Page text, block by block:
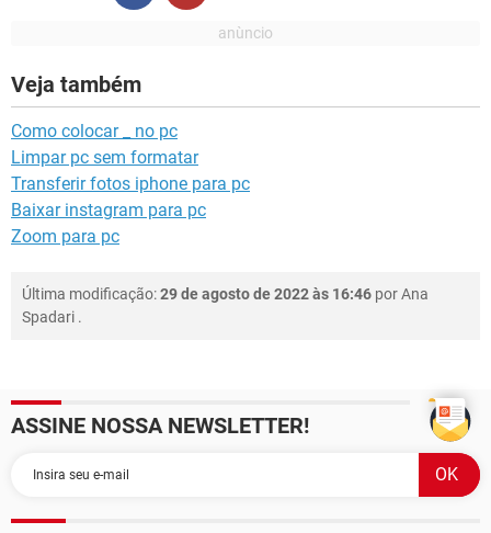
Veja também
Como colocar _ no pc
Limpar pc sem formatar
Transferir fotos iphone para pc
Baixar instagram para pc
Zoom para pc
Última modificação:29 de agosto de 2022 às 16:46 porAna
Spadari .
ASSINE NOSSA NEWSLETTER!